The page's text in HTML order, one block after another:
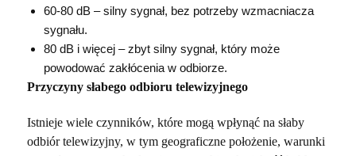
60-80 dB – silny sygnał, bez potrzeby wzmacniacza
sygnału.
80 dB i więcej – zbyt silny sygnał, który może
powodować zakłócenia w odbiorze.
Przyczyny słabego odbioru telewizyjnego
Istnieje wiele czynników, które mogą wpłynąć na słaby
odbiór telewizyjny, w tym geograficzne położenie, warunki